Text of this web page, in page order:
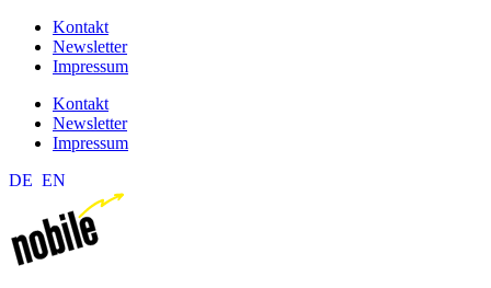
Kontakt
Newsletter
Impressum
Kontakt
Newsletter
Impressum
DE EN